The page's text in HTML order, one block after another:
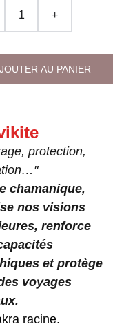
+
AU PANIER
protection,
chamanique,
nos visions
renforce
et protège
voyages
racine.